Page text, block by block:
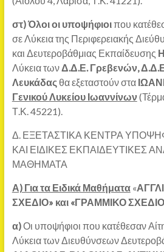
στ)Όλοι οι υποψήφιοιπου
σε Λύκεια της Περιφερειακής
και Δευτεροβάθμιας Εκπαίδευσης
Λύκεια τωνΔ.Δ.Ε. Γρεβενών,
Λευκάδας θα εξεταστούν στα
Γενικού Λυκείου Ιωαννίνων
Τ.Κ. 45221).
Δ. ΕΞΕΤΑΣΤΙΚΑ ΚΕΝΤΡΑ
ΚΑΙ ΕΙΔΙΚΕΣ ΕΚΠΑΙΔΕΥΤΙΚΕΣ
ΜΑΘΗΜΑΤΑ
Α) Για τα Ειδικά Μαθήματα«
ΣΧΕΔΙΟ» και «ΓΡΑΜΜΙΚΟ
α)Οι υποψήφιοι που κατέθεσαν
Λύκεια των Διευθύνσεων